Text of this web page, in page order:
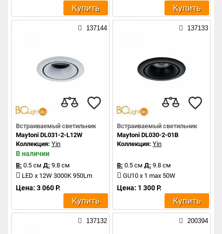
Купить Купить
137144
Встраиваемый светильник
Maytoni DL031-2-L12W
Коллекция: Yin
В наличии
В: 0.5 см Д: 9.8 см
LED x 12W 3000K 950Lm
Цена: 3 060 Р.
Купить
137133
Встраиваемый светильник
Maytoni DL030-2-01B
Коллекция: Yin
В: 0.5 см Д: 9.8 см
GU10 x 1 max 50W
Цена: 1 300 Р.
Купить
137132 200394